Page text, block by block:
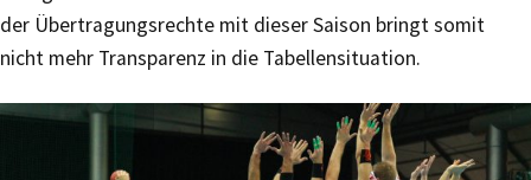
der Übertragungsrechte mit dieser Saison bringt somit
nicht mehr Transparenz in die Tabellensituation.